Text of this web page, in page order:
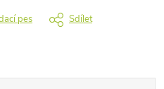
pes Sdílet